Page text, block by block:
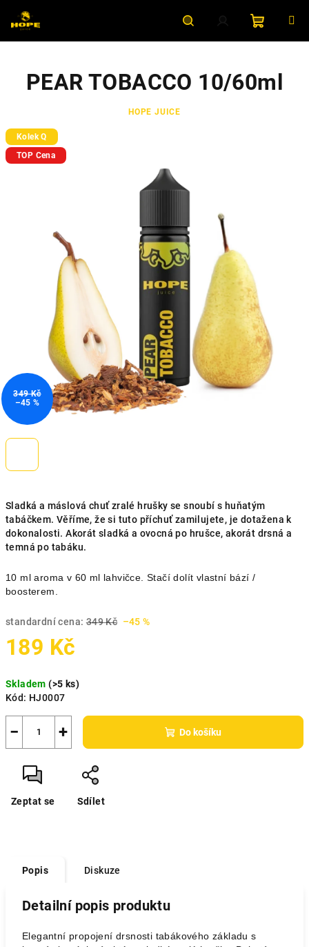
obsah
HledatPřihlášeníNákupní
košík
Sladká a máslová chuť zralé hrušky se snoubí s huňatým
tabáčkem. Věříme, že si tuto příchuť zamilujete, je dotažena k
dokonalosti. Akorát sladká a ovocná po hrušce, akorát drsná a
temná po tabáku.
10 ml aroma v 60 ml lahvičce. Stačí dolít vlastní bází /
boosterem.
standardní cena: 349 Kč –45 %
189 Kč
cena:
Skladem(>5 ks)
Kód: HJ0007
+
− Do košíku
Zeptat se Sdílet
PEAR TOBACCO 10/60ml
HOPE JUICE
Kolek Q
TOP Cena
349 Kč
–45 %
Popis Diskuze
Detailní popis produktu
Elegantní propojení drsnosti tabákového základu s